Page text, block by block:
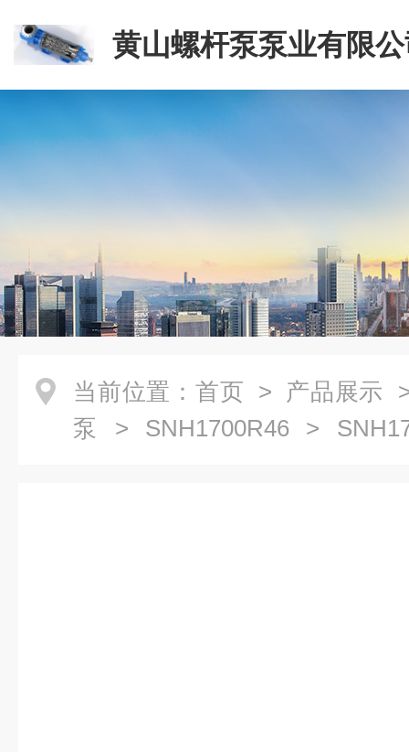
黄山螺杆泵泵业有限
当前位置： 首页 > 产品展示
泵
> SNH1700R46 >